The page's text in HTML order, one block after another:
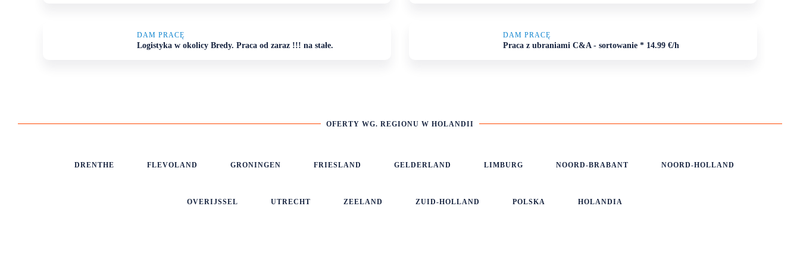
DAM PRACĘ
Logistyka w okolicy Bredy. Praca od zaraz !!! na stałe.
DAM PRACĘ
Praca z ubraniami C&A - sortowanie * 14.99 €/h
OFERTY WG. REGIONU W HOLANDII
DRENTHE FLEVOLAND GRONINGEN FRIESLAND GELDERLAND LIMBURG NOORD-BRABANT NOORD-HOLLAND
OVERIJSSEL UTRECHT ZEELAND ZUID-HOLLAND POLSKA HOLANDIA